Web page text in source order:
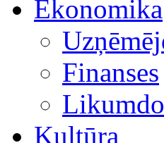
Ekonomika
Finanses
Kultūra